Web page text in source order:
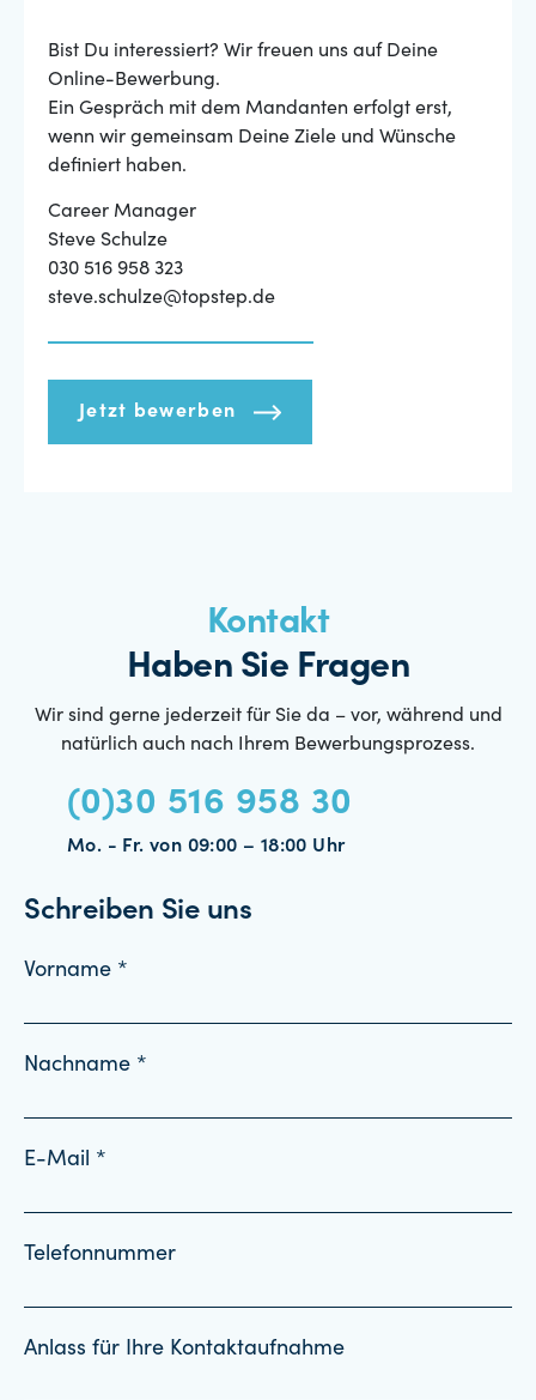
Bist Du interessiert? Wir freuen uns auf Deine
Online-Bewerbung.
Ein Gespräch mit dem Mandanten erfolgt erst,
wenn wir gemeinsam Deine Ziele und Wünsche
definiert haben.
Career Manager
Steve Schulze
030 516 958 323
steve.schulze@topstep.de
Jetzt bewerben
Kontakt
Haben Sie Fragen
Wir sind gerne jederzeit für Sie da – vor, während und
natürlich auch nach Ihrem Bewerbungsprozess.
(0)30 516 958 30
Mo. - Fr. von 09:00 – 18:00 Uhr
Schreiben Sie uns
Vorname *
Nachname *
E-Mail *
Telefonnummer
Anlass für Ihre Kontaktaufnahme